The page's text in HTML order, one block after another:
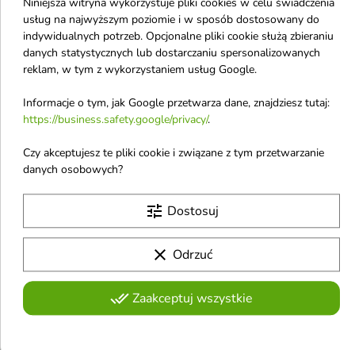
Odżywki z podziałem na rodzaj
włosów
Joanna Konopie
Odżywka-wcierka
przetłuszczających się
100 ml
Odkryj nowy wymiar pielęgnacji
Wcierce KONOPIE
4,20 €
Pokazano 1-3 z 3 pozycji
usług na najwyższym poziomie i w sposób dostosowany do
indywidualnych potrzeb. Opcjonalne pliki cookie służą zbieraniu
danych statystycznych lub dostarczaniu spersonalizowanych
reklam, w tym z wykorzystaniem usług Google.
Informacje o tym, jak Google przetwarza dane, znajdziesz tutaj:
https://business.safety.google/privacy/.
Czy akceptujesz te pliki cookie i związane z tym przetwarzanie
danych osobowych?
tune Dostosuj
clear Odrzuć
done_allZaakceptuj wszystkie